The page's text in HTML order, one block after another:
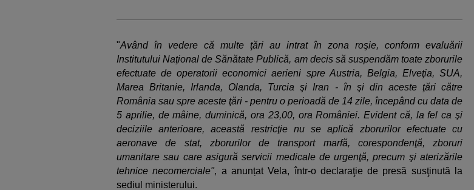
"Având în vedere că multe ţări au intrat în zona roşie, conform evaluării
Institutului Naţional de Sănătate Publică, am decis să suspendăm toate zborurile
efectuate de operatorii economici aerieni spre Austria, Belgia, Elveţia, SUA,
Marea Britanie, Irlanda, Olanda, Turcia şi Iran - în şi din aceste ţări către
România sau spre aceste ţări - pentru o perioadă de 14 zile, începând cu data de
5 aprilie, de mâine, duminică, ora 23,00, ora României. Evident că, la fel ca şi
deciziile anterioare, această restricţie nu se aplică zborurilor efectuate cu
aeronave de stat, zborurilor de transport marfă, corespondenţă, zboruri
umanitare sau care asigură servicii medicale de urgenţă, precum şi aterizările
tehnice necomerciale", a anunțat Vela, într-o declaraţie de presă susţinută la
sediul ministerului.